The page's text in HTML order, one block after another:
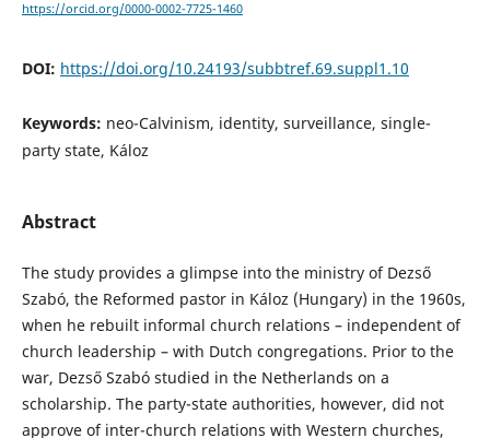
https://orcid.org/0000-0002-7725-1460
DOI: https://doi.org/10.24193/subbtref.69.suppl1.10
Keywords: neo-Calvinism, identity, surveillance, single-
party state, Káloz
Abstract
The study provides a glimpse into the ministry of Dezső
Szabó, the Reformed pastor in Káloz (Hungary) in the 1960s,
when he rebuilt informal church relations – independent of
church leadership – with Dutch congregations. Prior to the
war, Dezső Szabó studied in the Netherlands on a
scholarship. The party-state authorities, however, did not
approve of inter-church relations with Western churches,